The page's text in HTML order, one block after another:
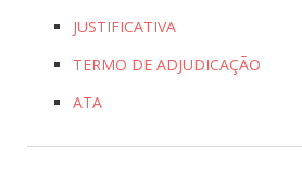
JUSTIFICATIVA
TERMO DE ADJUDICAÇÃO
ATA